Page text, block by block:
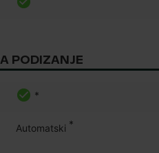
PODIZANJE
*
Automatski *